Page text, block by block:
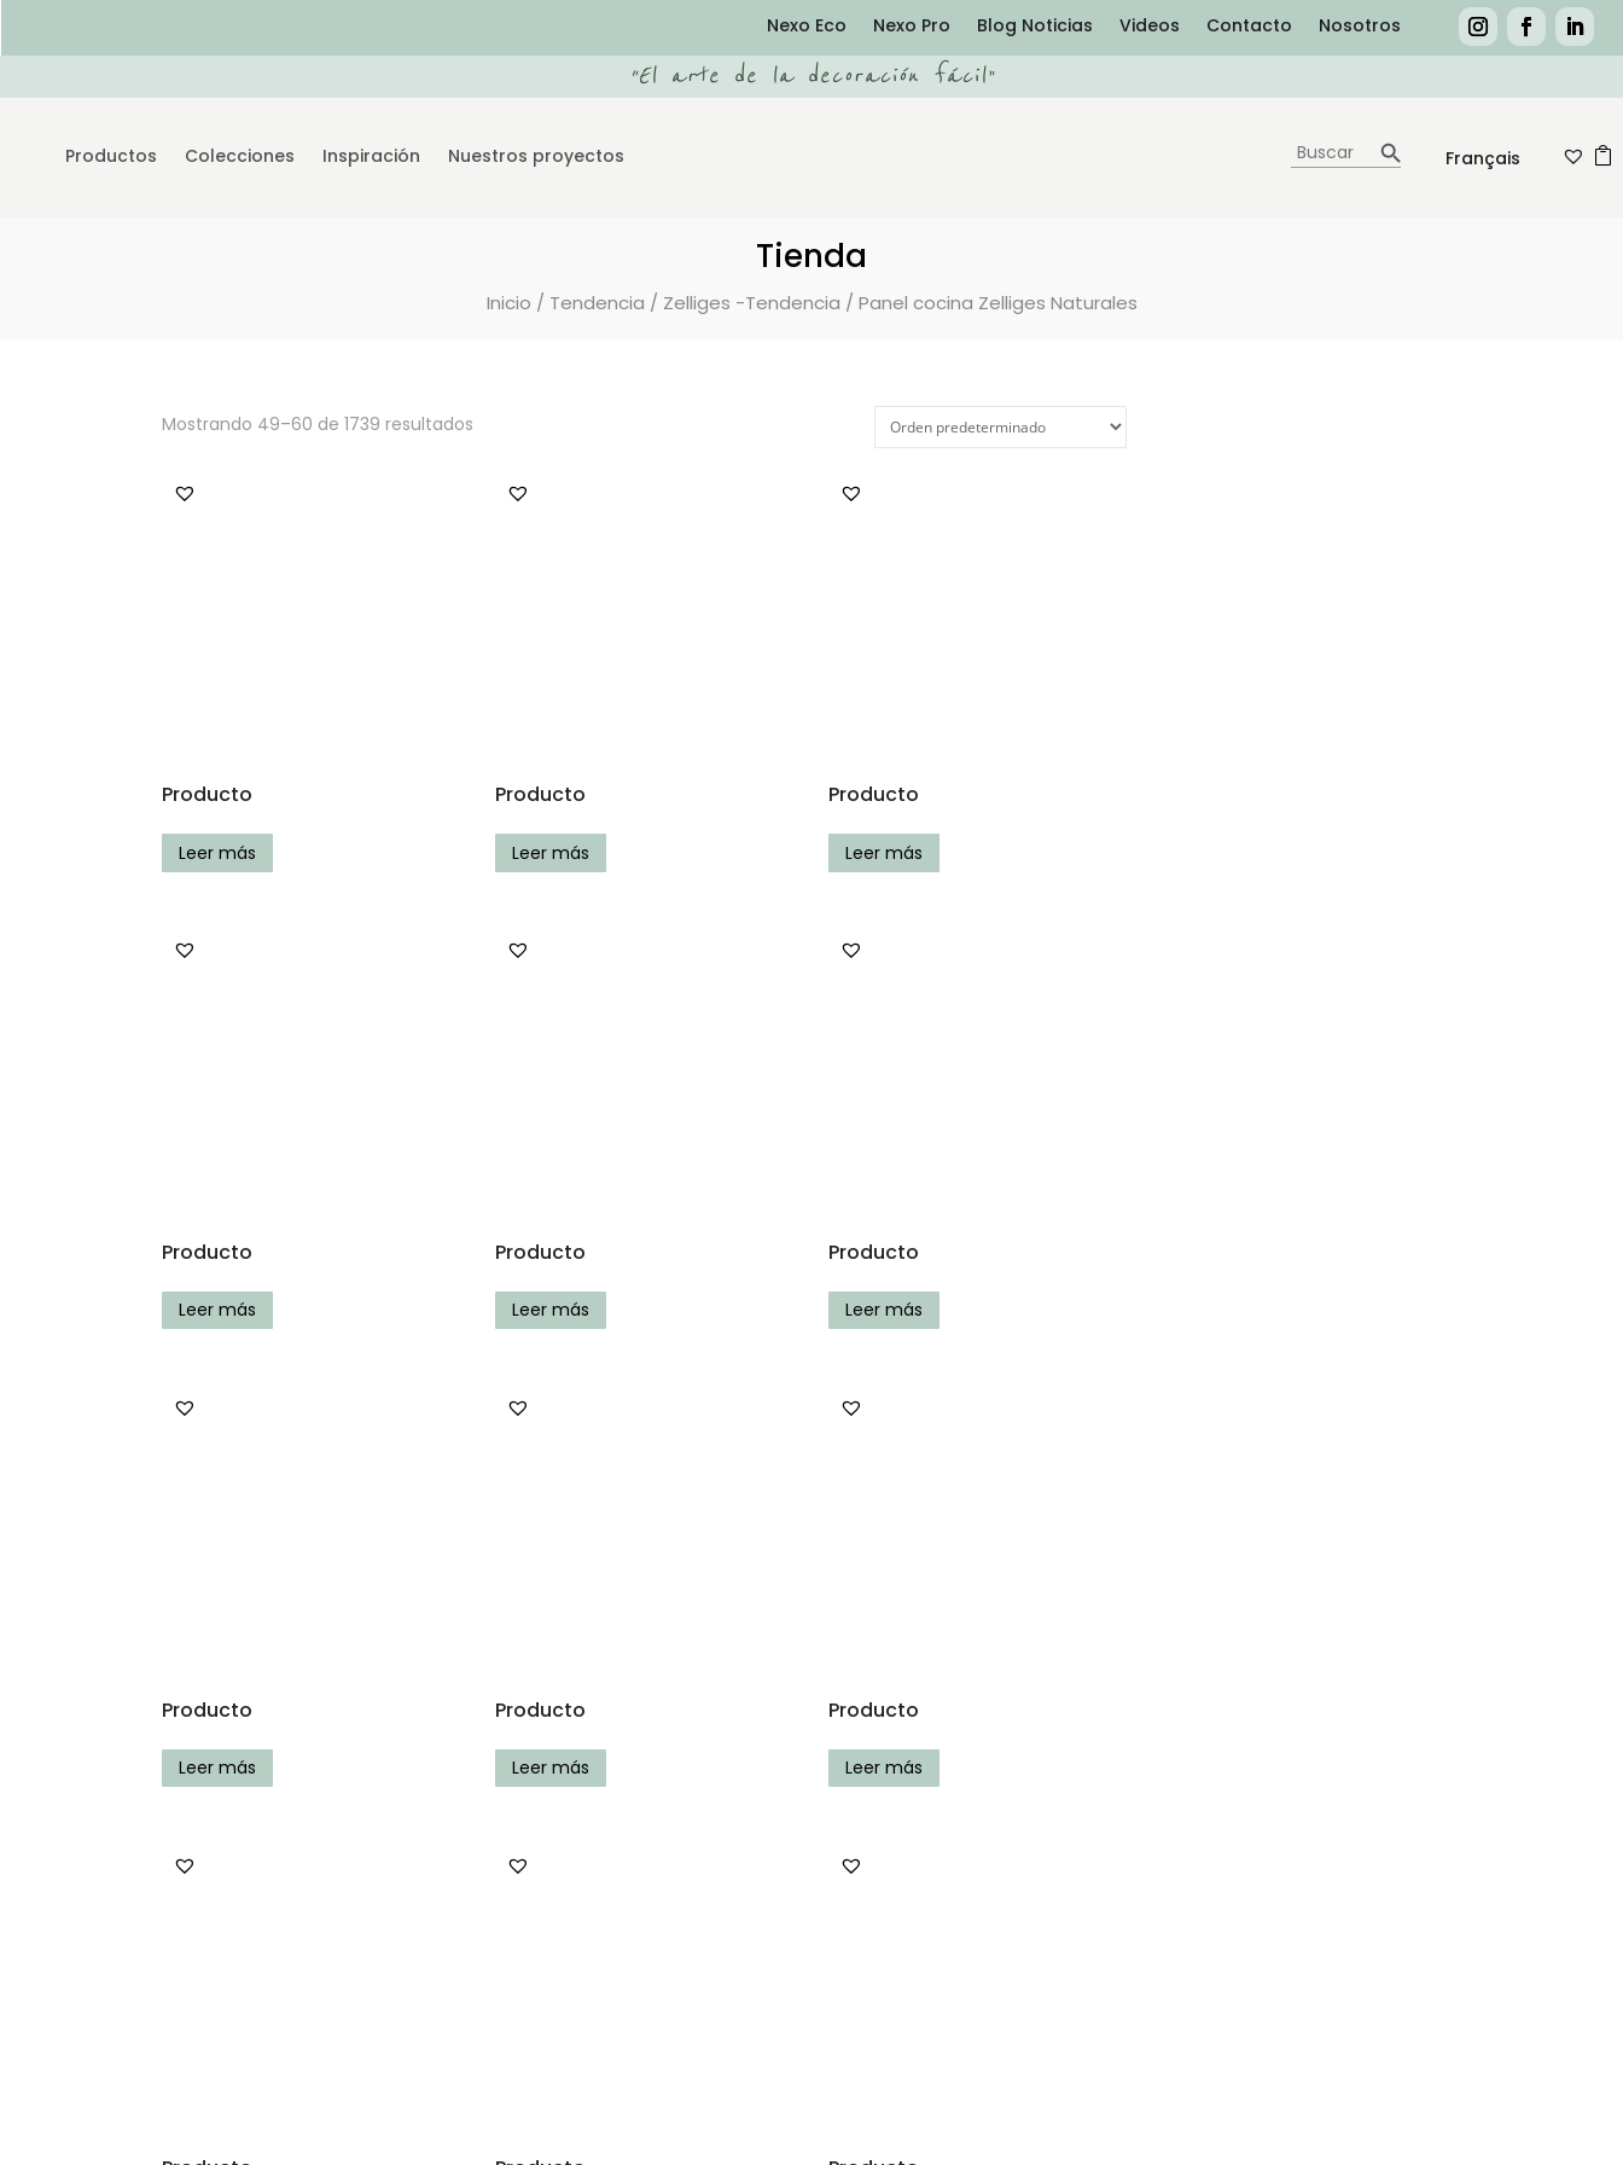
Nexo Eco Nexo Pro Blog Noticias Videos Contacto Nosotros
“El arte de la decoración fácil”
Productos Colecciones Inspiración Nuestros proyectos Français
Buscar:
Tienda
Inicio / Tendencia / Zelliges -Tendencia / Panel cocina Zelliges Naturales
Mostrando 49–60 de 1739 resultados
Producto
Leer más
Producto
Leer más
Producto
Leer más
Producto
Leer más
Producto
Leer más
Producto
Leer más
Producto
Leer más
Producto
Leer más
Producto
Leer más